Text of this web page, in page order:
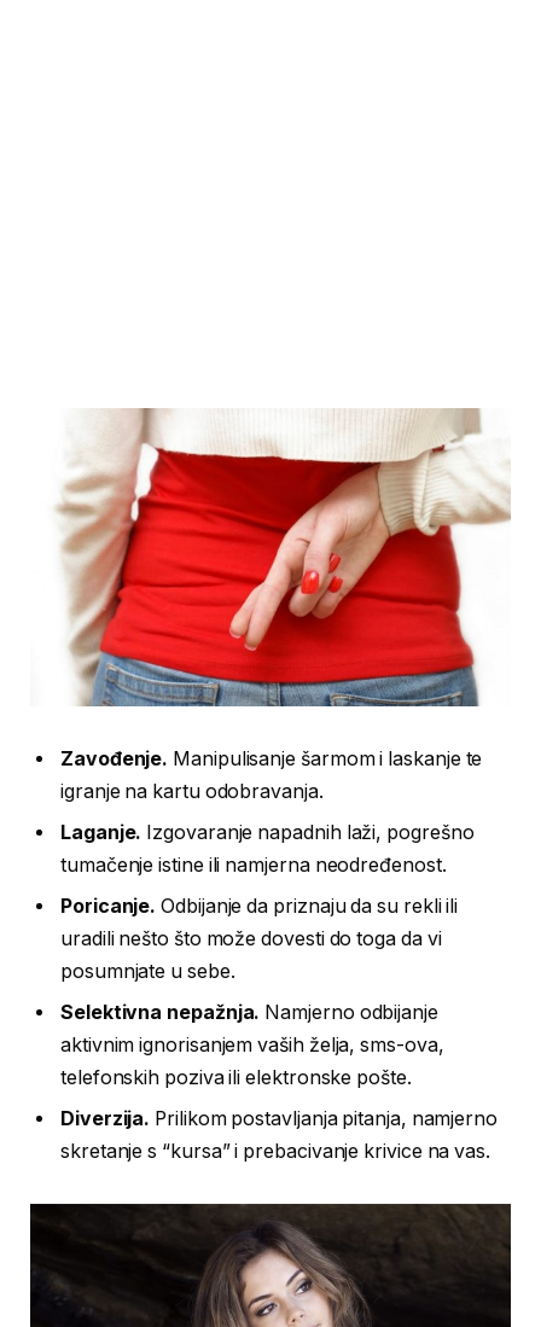
Zavođenje. Manipulisanje šarmom i laskanje te
igranje na kartu odobravanja.
Laganje. Izgovaranje napadnih laži, pogrešno
tumačenje istine ili namjerna neodređenost.
Poricanje. Odbijanje da priznaju da su rekli ili
uradili nešto što može dovesti do toga da vi
posumnjate u sebe.
Selektivna nepažnja. Namjerno odbijanje
aktivnim ignorisanjem vaših želja, sms-ova,
telefonskih poziva ili elektronske pošte.
Diverzija. Prilikom postavljanja pitanja, namjerno
skretanje s “kursa” i prebacivanje krivice na vas.